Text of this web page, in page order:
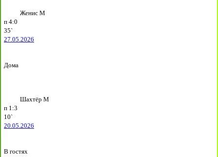
Женис М
п 4:0
35`
27.05.2026
Дома
Шахтёр М
п 1:3
10`
20.05.2026
В гостях